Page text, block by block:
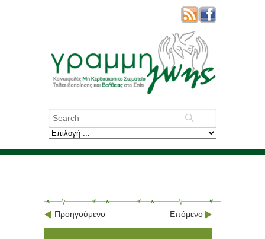
Προηγούμενο Επόμενο